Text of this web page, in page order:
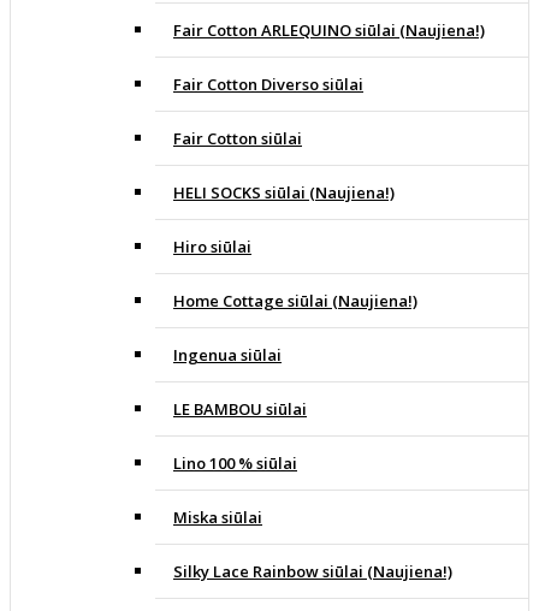
Fair Cotton ARLEQUINO siūlai (Naujiena!)
Fair Cotton Diverso siūlai
Fair Cotton siūlai
HELI SOCKS siūlai (Naujiena!)
Hiro siūlai
Home Cottage siūlai (Naujiena!)
Ingenua siūlai
LE BAMBOU siūlai
Lino 100 % siūlai
Miska siūlai
Silky Lace Rainbow siūlai (Naujiena!)